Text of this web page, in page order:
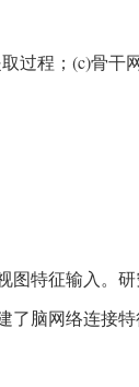
过程；(c)骨干
特征输入。
脑网络连接